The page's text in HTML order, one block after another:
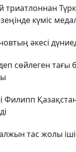
күміс
әкесі
сөйлеген тағы
Филипп
тас жолы